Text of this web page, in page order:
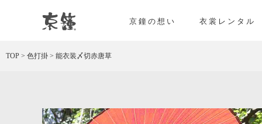
京都・東京で和装、和婚プロデュースなら「京鐘
京鐘の想い 衣裳レンタル
TOP > 色打掛 > 能衣装〆切赤唐草